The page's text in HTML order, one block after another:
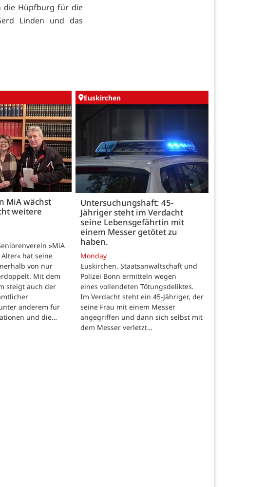
die Hüpfburg für die
Linden und das
MiA wächst
weitere
»MiA
hat seine
von nur
Mit dem
steigt auch der
anderem für
und die…
Euskirchen
Untersuchungshaft: 45-
Jähriger steht im Verdacht
seine Lebensgefährtin mit
einem Messer getötet zu
haben.
Monday
Euskirchen. Staatsanwaltschaft und
Polizei Bonn ermitteln wegen
eines vollendeten Tötungsdeliktes.
Im Verdacht steht ein 45-Jähriger, der
seine Frau mit einem Messer
angegriffen und dann sich selbst mit
dem Messer verletzt…